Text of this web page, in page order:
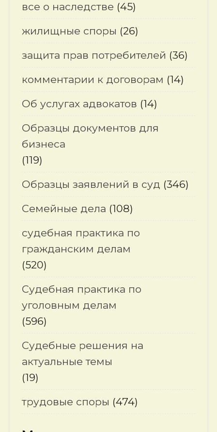
все о наследстве (45)
жилищные споры (26)
защита прав потребителей (36)
комментарии к договорам (14)
Об услугах адвокатов (14)
Образцы документов для
бизнеса
(119)
Образцы заявлений в суд (346)
Семейные дела (108)
судебная практика по
гражданским делам
(520)
Судебная практика по
уголовным делам
(596)
Судебные решения на
актуальные темы
(19)
трудовые споры (474)